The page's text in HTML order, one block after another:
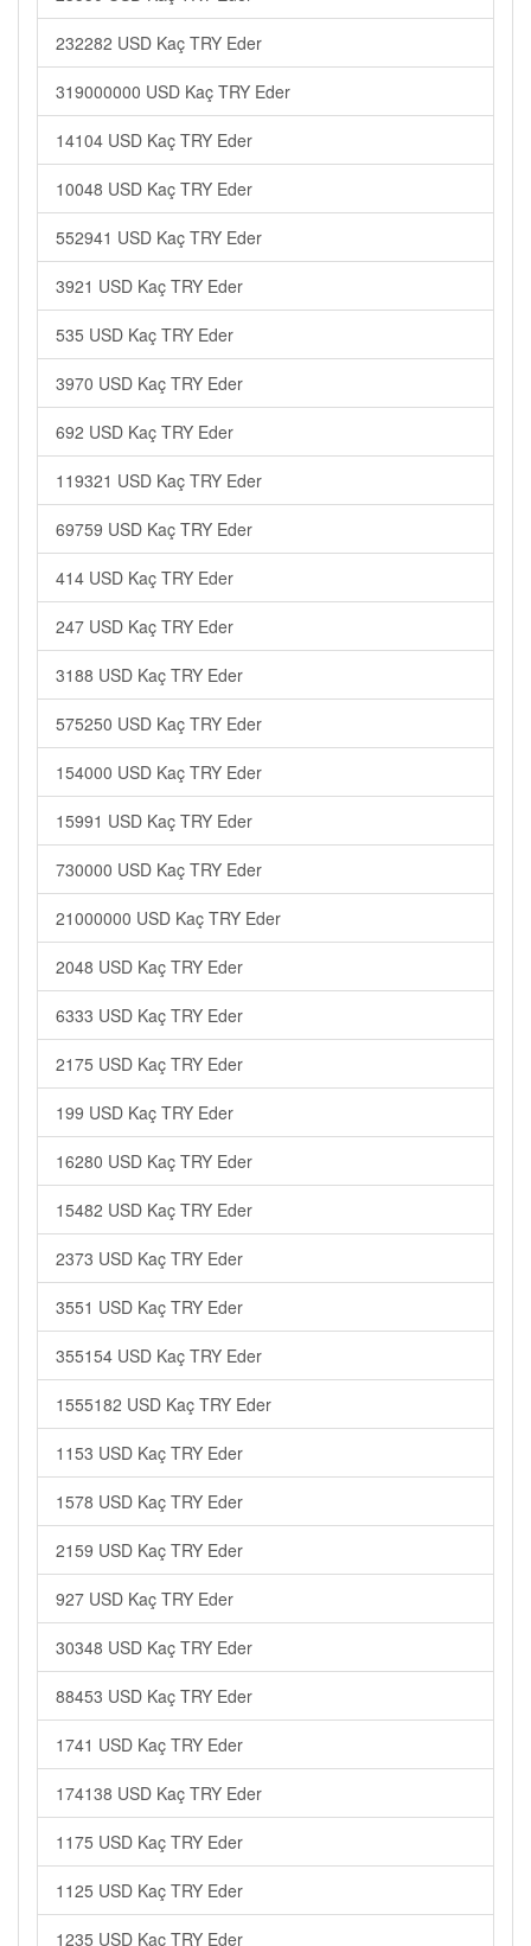
232282 USD Kaç TRY Eder
319000000 USD Kaç TRY Eder
14104 USD Kaç TRY Eder
10048 USD Kaç TRY Eder
552941 USD Kaç TRY Eder
3921 USD Kaç TRY Eder
535 USD Kaç TRY Eder
3970 USD Kaç TRY Eder
692 USD Kaç TRY Eder
119321 USD Kaç TRY Eder
69759 USD Kaç TRY Eder
414 USD Kaç TRY Eder
247 USD Kaç TRY Eder
3188 USD Kaç TRY Eder
575250 USD Kaç TRY Eder
154000 USD Kaç TRY Eder
15991 USD Kaç TRY Eder
730000 USD Kaç TRY Eder
21000000 USD Kaç TRY Eder
2048 USD Kaç TRY Eder
6333 USD Kaç TRY Eder
2175 USD Kaç TRY Eder
199 USD Kaç TRY Eder
16280 USD Kaç TRY Eder
15482 USD Kaç TRY Eder
2373 USD Kaç TRY Eder
3551 USD Kaç TRY Eder
355154 USD Kaç TRY Eder
1555182 USD Kaç TRY Eder
1153 USD Kaç TRY Eder
1578 USD Kaç TRY Eder
2159 USD Kaç TRY Eder
927 USD Kaç TRY Eder
30348 USD Kaç TRY Eder
88453 USD Kaç TRY Eder
1741 USD Kaç TRY Eder
174138 USD Kaç TRY Eder
1175 USD Kaç TRY Eder
1125 USD Kaç TRY Eder
1235 USD Kaç TRY Eder